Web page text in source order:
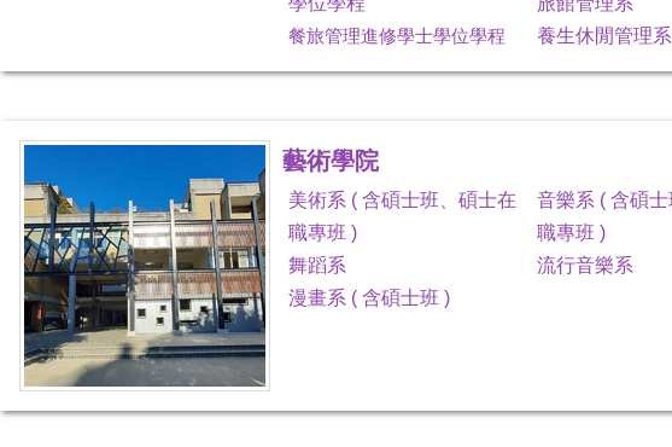
餐旅管理進修學士學位學程 養生休閒管理系
藝術學院
美術系 ( 含碩士班、碩士在
職專班 )
音樂系 ( 含碩
職專班 )
舞蹈系
流行音樂系
漫畫系 ( 含碩士班 )